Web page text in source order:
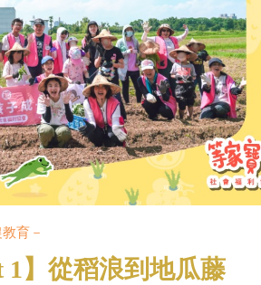
育－
1】從稻浪到地瓜藤